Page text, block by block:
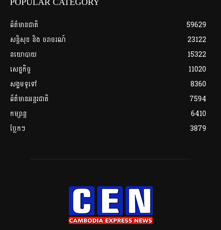
ព័ត៌មានជាតិ
59629
សន្តិសុខ និង ចរាចរណ៍
23122
នយោបាយ
15322
សេដ្ឋកិច្ច
11020
សង្គមទូទៅ
8360
ព័ត៌មានអន្តរជាតិ
7594
កម្សាន្ត
6410
ប្លែកៗ
3879